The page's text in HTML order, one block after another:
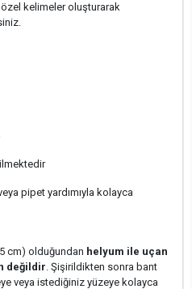
kelimeler oluşturarak
pipet yardımıyla kolayca
cm) olduğundan helyum ile uçan
değildir. Şişirildikten sonra bant
veya istediğiniz yüzeye kolayca